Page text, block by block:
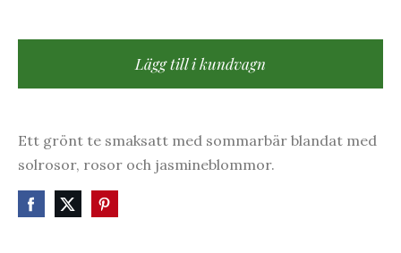
Lägg till i kundvagn
Ett grönt te smaksatt med sommarbär blandat med
solrosor, rosor och jasmineblommor.